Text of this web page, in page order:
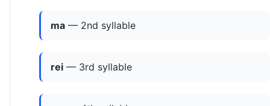
ma — 2nd syllable
rei — 3rd syllable